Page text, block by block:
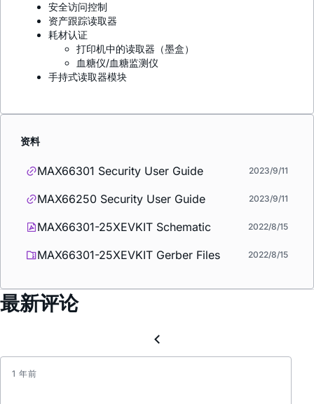
安全访问控制
资产跟踪读取器
耗材认证
打印机中的读取器（墨盒）
血糖仪/血糖监测仪
手持式读取器模块
资料
MAX66301 Security User Guide 2023/9/11
MAX66250 Security User Guide 2023/9/11
MAX66301-25XEVKIT Schematic 2022/8/15
MAX66301-25XEVKIT Gerber Files 2022/8/15
最新评论
1 年前